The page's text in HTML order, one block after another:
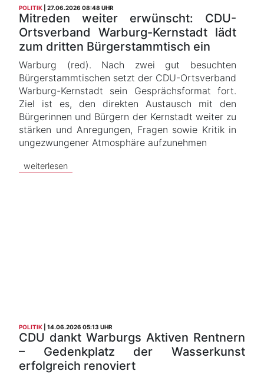
POLITIK 27.06.2026 08:48 UHR
Mitreden weiter erwünscht: CDU-
Ortsverband Warburg-Kernstadt lädt
zum dritten Bürgerstammtisch ein
Warburg (red). Nach zwei gut besuchten
Bürgerstammtischen setzt der CDU-Ortsverband
Warburg-Kernstadt sein Gesprächsformat fort.
Ziel ist es, den direkten Austausch mit den
Bürgerinnen und Bürgern der Kernstadt weiter zu
stärken und Anregungen, Fragen sowie Kritik in
ungezwungener Atmosphäre aufzunehmen
weiterlesen
POLITIK 14.06.2026 05:13 UHR
CDU dankt Warburgs Aktiven Rentnern
– Gedenkplatz der Wasserkunst
erfolgreich renoviert